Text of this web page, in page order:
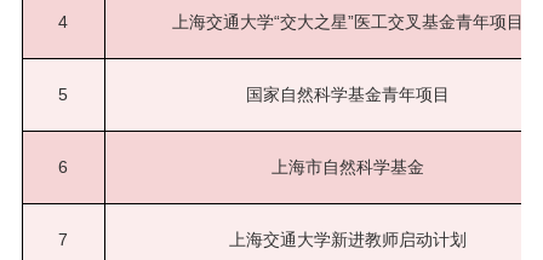
4 上海交通大学“交大之星”医工交叉基金青年项目
5 国家自然科学基金青年项目
6 上海市自然科学基金
7 上海交通大学新进教师启动计划